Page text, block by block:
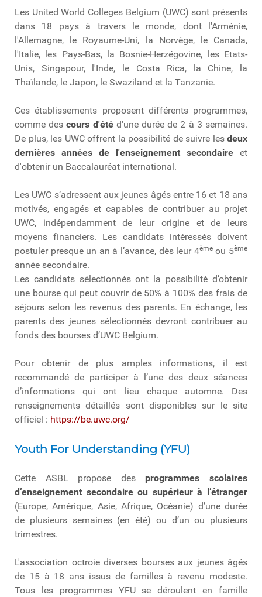
Les United World Colleges Belgium (UWC) sont présents
dans 18 pays à travers le monde, dont l'Arménie,
l'Allemagne, le Royaume-Uni, la Norvège, le Canada,
l'Italie, les Pays-Bas, la Bosnie-Herzégovine, les Etats-
Unis, Singapour, l'Inde, le Costa Rica, la Chine, la
Thaïlande, le Japon, le Swaziland et la Tanzanie.
Ces établissements proposent différents programmes,
comme descours d'étéd'une durée de 2 à 3 semaines.
De plus, les UWC offrent la possibilité de suivre les deux
dernières années de l'enseignement secondaire et
d'obtenir un Baccalauréat international.
Les UWC s’adressent aux jeunes âgés entre 16 et 18 ans
motivés, engagés et capables de contribuer au projet
UWC, indépendamment de leur origine et de leurs
moyens financiers. Les candidats intéressés doivent
postuler presque un an à l’avance, dès leur 4èmeou 5ème
année secondaire.
Les candidats sélectionnés ont la possibilité d’obtenir
une bourse qui peut couvrir de 50% à 100% des frais de
séjours selon les revenus des parents. En échange, les
parents des jeunes sélectionnés devront contribuer au
fonds des bourses d’UWC Belgium.
Pour obtenir de plus amples informations, il est
recommandé de participer à l’une des deux séances
d’informations qui ont lieu chaque automne. Des
renseignements détaillés sont disponibles sur le site
officiel : https://be.uwc.org/
Youth For Understanding (YFU)
Cette ASBL propose des programmes scolaires
d’enseignement secondaire ou supérieur à l’étranger
(Europe, Amérique, Asie, Afrique, Océanie) d’une durée
de plusieurs semaines (en été) ou d’un ou plusieurs
trimestres.
L'association octroie diverses bourses aux jeunes âgés
de 15 à 18 ans issus de familles à revenu modeste.
Tous les programmes YFU se déroulent en famille